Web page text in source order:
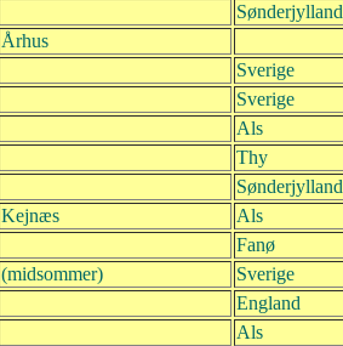
Sønderjylland
Århus
Sverige
Sverige
Als
Thy
Sønderjylland
Kejnæs
Als
Fanø
(midsommer)
Sverige
England
Als